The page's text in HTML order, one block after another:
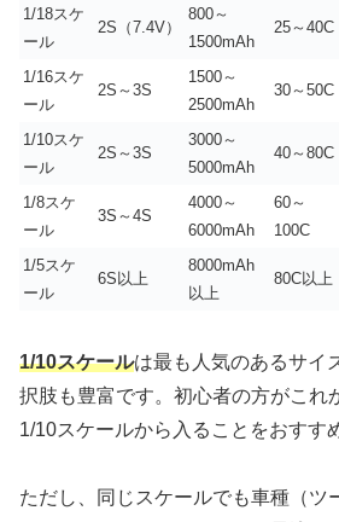
1/18スケ
ール
2S（7.4V）
800～
1500mAh
25～40C
1/16スケ
ール
2S～3S
1500～
2500mAh
30～50C
1/10スケ
ール
2S～3S
3000～
5000mAh
40～80C
1/8スケ
ール
3S～4S
4000～
6000mAh
60～
100C
1/5スケ
ール
6S以上
8000mAh
以上
80C以上
1/10スケールは最も人気のあるサイ
択肢も豊富です。初心者の方がこれ
1/10スケールから入ることをおすす
ただし、同じスケールでも車種（ツ